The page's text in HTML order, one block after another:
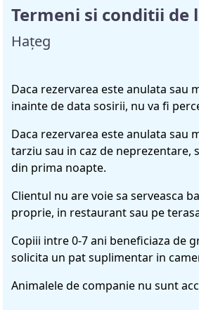
Termeni si conditii de
Hațeg
Daca rezervarea este anulata sau
inainte de data sosirii, nu va fi
Daca rezervarea este anulata sau
tarziu sau in caz de neprezentare,
din prima noapte.
Clientul nu are voie sa serveasca
proprie, in restaurant sau pe
Copiii intre 0-7 ani beneficiaza de
solicita un pat suplimentar in
Animalele de companie nu sunt